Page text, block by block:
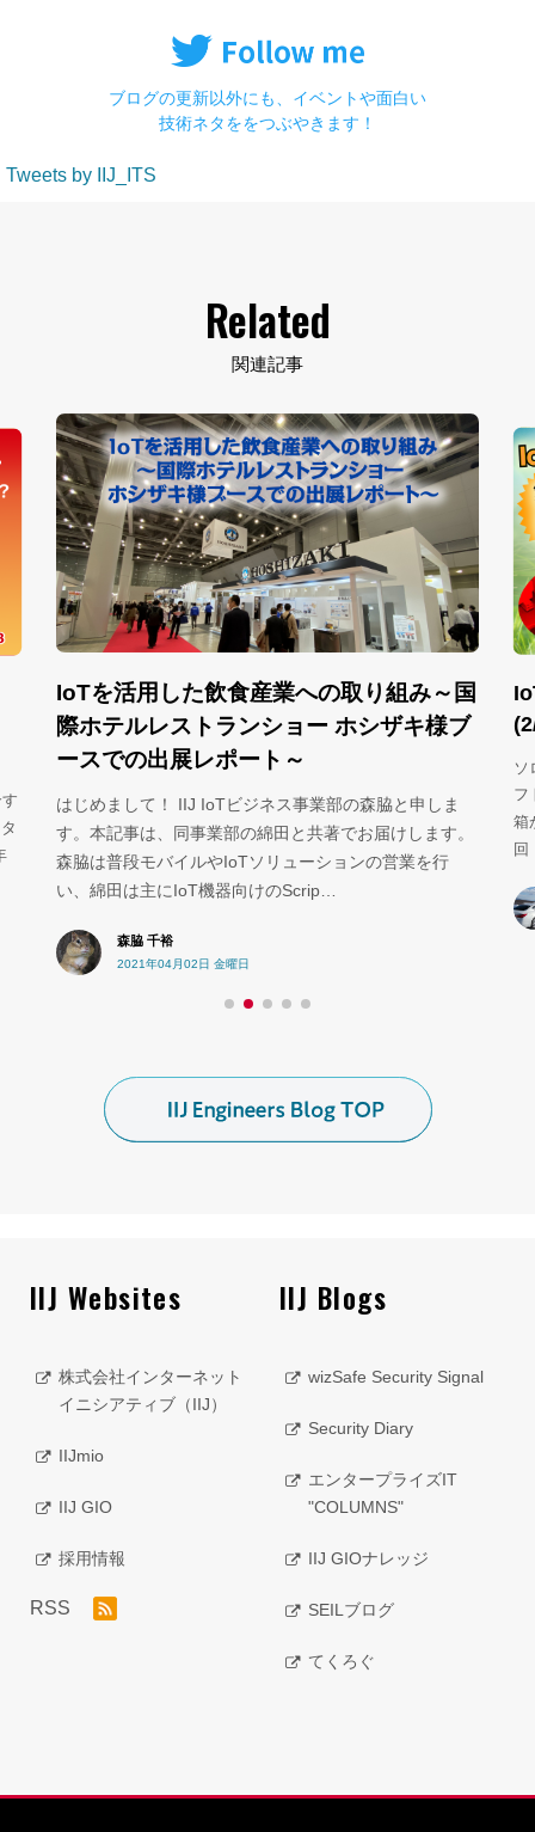
ブログの更新以外にも、イベントや面白い
技術ネタををつぶやきます！
Tweets by IIJ_ITS
Related
関連記事
IoTを活用した飲食産業への取り組み～国
際ホテルレストランショー ホシザキ様ブ
ースでの出展レポート～
はじめまして！ IIJ IoTビジネス事業部の森脇と申しま
す。本記事は、同事業部の綿田と共著でお届けします。
森脇は普段モバイルやIoTソリューションの営業を行
い、綿田は主にIoT機器向けのScrip…
森脇 千裕
2021年04月02日 金曜日
ソ
フ
箱
回
IIJ Websites
株式会社インターネット
イニシアティブ（IIJ）
IIJmio
IIJ GIO
採用情報
RSS
IIJ Blogs
wizSafe Security Signal
Security Diary
エンタープライズIT
"COLUMNS"
IIJ GIOナレッジ
SEILブログ
てくろぐ